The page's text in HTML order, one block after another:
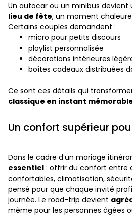
Un autocar ou un minibus devient
lieu de fête, un moment
Certains couples demandent :
micro pour petits discours
playlist personnalisée
décorations intérieures
boîtes cadeaux distribuées
Ce sont ces détails qui
classique en instant
Un confort supérieur
Dans le cadre d’un mariage
essentiel : offrir du confort entre
confortables, climatisation,
pensé pour que chaque invité
journée. Le road-trip devient
même pour les personnes âgées